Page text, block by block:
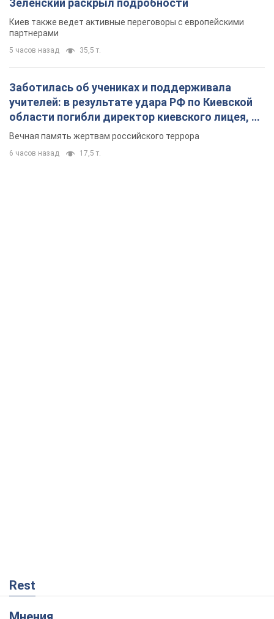
Зеленский раскрыл подробности
Киев также ведет активные переговоры с европейскими
партнерами
5 часов назад 35,5 т.
Заботилась об учениках и поддерживала
учителей: в результате удара РФ по Киевской
области погибли директор киевского лицея, её
муж и внук
Вечная память жертвам российского террора
6 часов назад 17,5 т.
Rest